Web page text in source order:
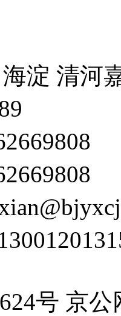
淀 清河
号 京